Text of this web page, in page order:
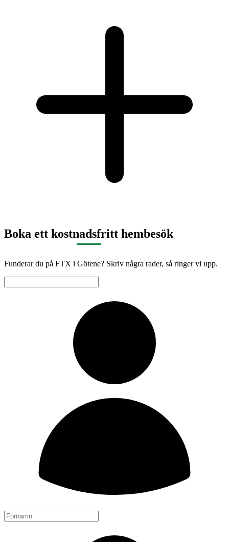
Boka ett kostnadsfritt hembesök
Funderar du på FTX i Götene? Skriv några rader, så ringer vi upp.